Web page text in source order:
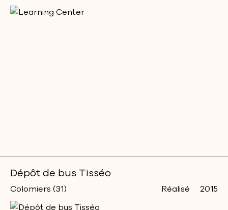
Dépôt de bus Tisséo
Réalisé
Colomiers (31) 2015